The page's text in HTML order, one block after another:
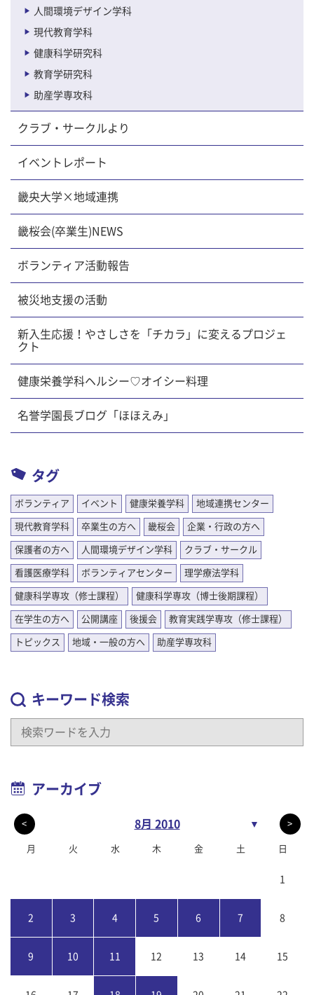
人間環境デザイン学科
現代教育学科
健康科学研究科
教育学研究科
助産学専攻科
クラブ・サークルより
イベントレポート
畿央大学×地域連携
畿桜会(卒業生)NEWS
ボランティア活動報告
被災地支援の活動
新入生応援！やさしさを「チカラ」に変えるプロジェ
クト
健康栄養学科ヘルシー♡オイシー料理
名誉学園長ブログ「ほほえみ」
タグ
ボランティア イベント 健康栄養学科 地域連携センター
現代教育学科 卒業生の方へ 畿桜会 企業・行政の方へ
保護者の方へ 人間環境デザイン学科 クラブ・サークル
看護医療学科 ボランティアセンター 理学療法学科
健康科学専攻（修士課程） 健康科学専攻（博士後期課程）
在学生の方へ 公開講座 後援会 教育実践学専攻（修士課程）
トピックス 地域・一般の方へ 助産学専攻科
キーワード検索
アーカイブ
< 8月 2010 ▼ >
月 火 水 木 金 土 日
1
2 3 4 5 6 7 8
9 10 11 12 13 14 15